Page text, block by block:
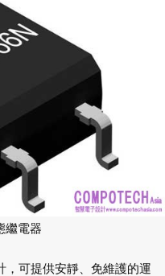
繼電器
，可提供安靜、免維護的運